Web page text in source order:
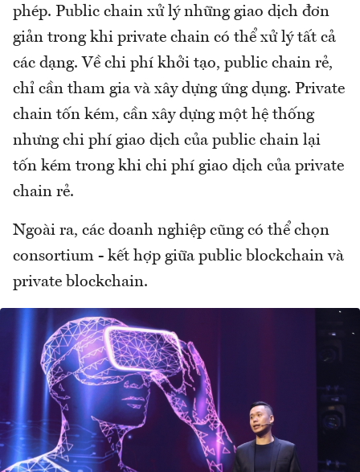
phép. Public chain xử lý những giao dịch đơn
giản trong khi private chain có thể xử lý tất cả
các dạng. Về chi phí khởi tạo, public chain rẻ,
chỉ cần tham gia và xây dựng ứng dụng. Private
chain tốn kém, cần xây dựng một hệ thống
nhưng chi phí giao dịch của public chain lại
tốn kém trong khi chi phí giao dịch của private
chain rẻ.
Ngoài ra, các doanh nghiệp cũng có thể chọn
consortium - kết hợp giữa public blockchain và
private blockchain.